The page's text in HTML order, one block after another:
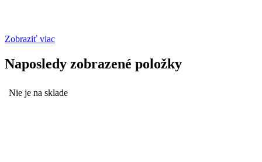
Zobraziť viac
Naposledy zobrazené položky
Nie je na sklade